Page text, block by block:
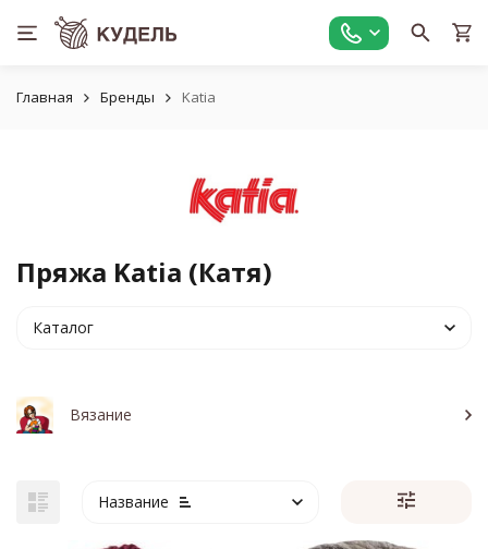
Главная Бренды Katia
Пряжа Katia (Катя)
Каталог
Вязание
Название